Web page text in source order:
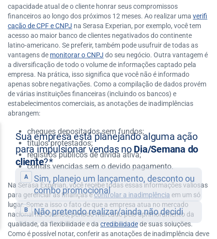
capacidade atual de o cliente honrar seus compromissos
financeiros ao longo dos próximos 12 meses. Ao realizar uma verifi
cação de CPF e CNPJ na Serasa Experian, por exemplo, você tem
acesso ao maior banco de clientes negativados do continente
latino-americano. Se preferir, também pode usufruir de todas as
vantagens de monitorar o CNPJ do seu negócio. Outra vantagem é
a diversificação de todo o volume de informações captado pela
empresa. Na prática, isso significa que você não é informado
apenas sobre negativações. Como a compilação de dados provém
de várias instituições financeiras (incluindo os bancos) e
estabelecimentos comerciais, as anotações de inadimplências
abrangem:
cheques depositados sem fundos;
títulos protestados;
registros públicos de dívida ativa;
contas vencidas sem o devido pagamento.
Na Serasa Experian, você recebe todas essas informações valiosas
para gerenciar as finanças econtrolar a inadimplência em um só
lugar. Some a isso o fato de que a empresa atua no mercado
nacional há 50 anos, período marcado pelo aprimoramento da
qualidade, da flexibilidade e da credibilidadede suas soluções.
Como é possível notar, conferir as anotações de inadimplência deve